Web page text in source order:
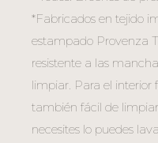
*Fabricados en tejido
estampado Provenza
resistente a las
limpiar. Para el interior
también fácil de
necesites lo puedes